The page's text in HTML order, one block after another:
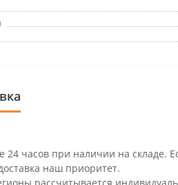
24 часов при наличии на складе.
наш приоритет.
рассчитывается